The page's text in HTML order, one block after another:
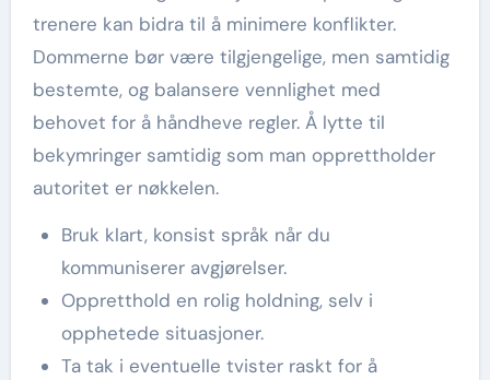
trenere kan bidra til å minimere konflikter.
Dommerne bør være tilgjengelige, men samtidig
bestemte, og balansere vennlighet med
behovet for å håndheve regler. Å lytte til
bekymringer samtidig som man opprettholder
autoritet er nøkkelen.
Bruk klart, konsist språk når du
kommuniserer avgjørelser.
Oppretthold en rolig holdning, selv i
opphetede situasjoner.
Ta tak i eventuelle tvister raskt for å